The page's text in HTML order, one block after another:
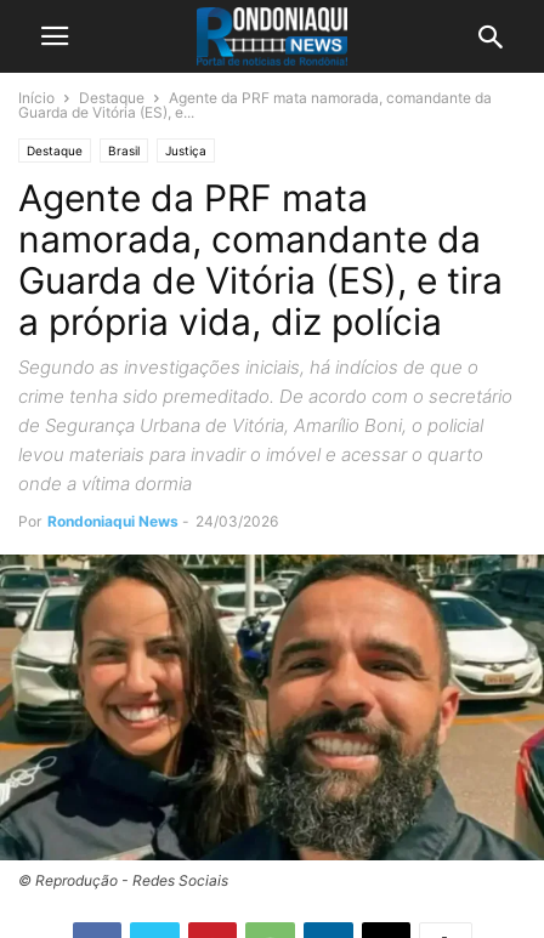
Início Destaque
Agente da PRF mata namorada, comandante da
Guarda de Vitória (ES), e...
Destaque Brasil Justiça
Agente da PRF mata
namorada, comandante da
Guarda de Vitória (ES), e tira
a própria vida, diz polícia
Segundo as investigações iniciais, há indícios de que o
crime tenha sido premeditado. De acordo com o secretário
de Segurança Urbana de Vitória, Amarílio Boni, o policial
levou materiais para invadir o imóvel e acessar o quarto
onde a vítima dormia
Por Rondoniaqui News - 24/03/2026
© Reprodução - Redes Sociais